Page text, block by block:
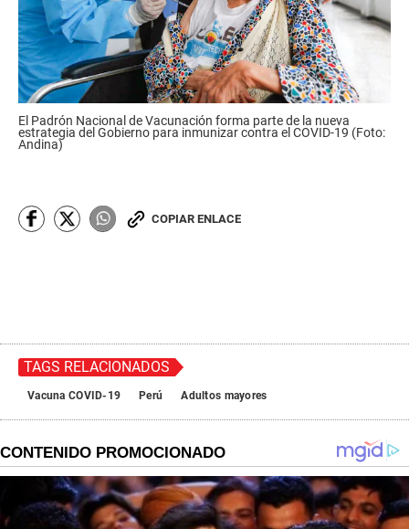
El Padrón Nacional de Vacunación forma parte de la nueva
estrategia del Gobierno para inmunizar contra el COVID-19 (Foto:
Andina)
COPIAR ENLACE
TAGS RELACIONADOS
Vacuna COVID-19 Perú Adultos mayores